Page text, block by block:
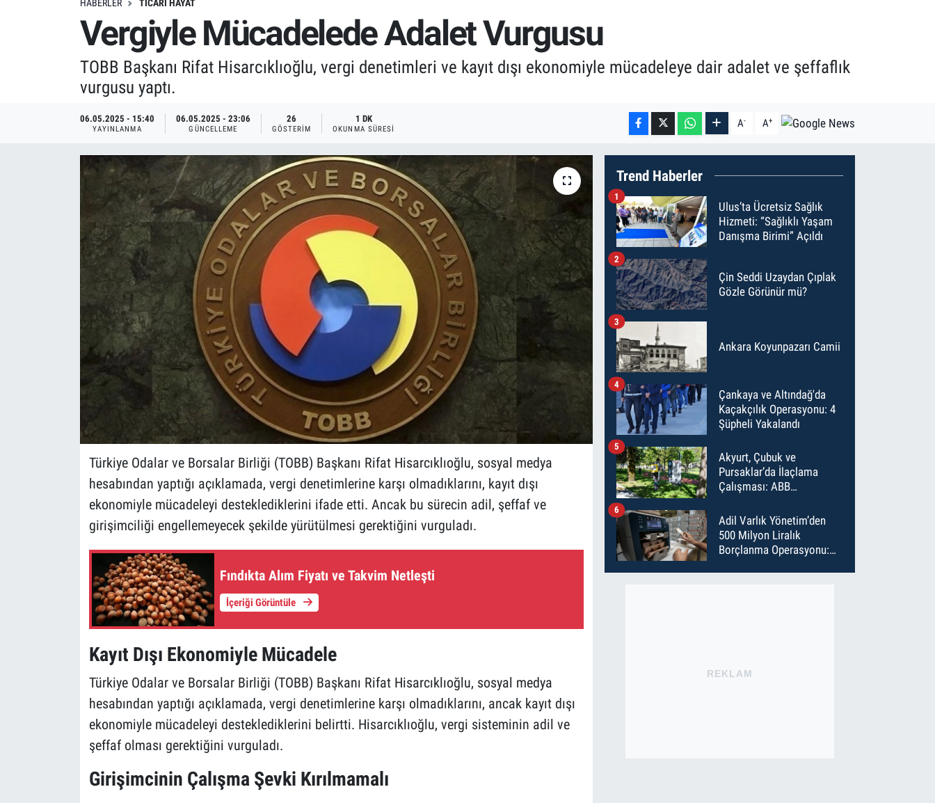
HABERLER TICARI HAYAT
Vergiyle Mücadelede Adalet Vurgusu
TOBB Başkanı Rifat Hisarcıklıoğlu, vergi denetimleri ve kayıt dışı ekonomiyle mücadeleye dair adalet ve şeffaflık
vurgusu yaptı.
06.05.2025 - 15:40
YAYINLANMA
06.05.2025 - 23:06
GÜNCELLEME
26
GÖSTERIM
1 DK
OKUNMA SÜRESI A- A+
Türkiye Odalar ve Borsalar Birliği (TOBB) Başkanı Rifat Hisarcıklıoğlu, sosyal medya
hesabından yaptığı açıklamada, vergi denetimlerine karşı olmadıklarını, kayıt dışı
ekonomiyle mücadeleyi desteklediklerini ifade etti. Ancak bu sürecin adil, şeffaf ve
girişimciliği engellemeyecek şekilde yürütülmesi gerektiğini vurguladı.
Fındıkta Alım Fiyatı ve Takvim Netleşti
İçeriği Görüntüle
Kayıt Dışı Ekonomiyle Mücadele
Türkiye Odalar ve Borsalar Birliği (TOBB) Başkanı Rifat Hisarcıklıoğlu, sosyal medya
hesabından yaptığı açıklamada, vergi denetimlerine karşı olmadıklarını, ancak kayıt dışı
ekonomiyle mücadeleyi desteklediklerini belirtti. Hisarcıklıoğlu, vergi sisteminin adil ve
şeffaf olması gerektiğini vurguladı.
Girişimcinin Çalışma Şevki Kırılmamalı
Trend Haberler
Ulus’ta Ücretsiz Sağlık
Hizmeti: “Sağlıklı Yaşam
Danışma Birimi” Açıldı
1
Çin Seddi Uzaydan Çıplak
Gözle Görünür mü?
2
Ankara Koyunpazarı Camii
3
Çankaya ve Altındağ'da
Kaçakçılık Operasyonu: 4
Şüpheli Yakalandı
4
Akyurt, Çubuk ve
Pursaklar’da İlaçlama
Çalışması: ABB
İlaçladı
5
Adil Varlık Yönetim’den
500 Milyon Liralık
Borçlanma Operasyonu:
6
REKLAM